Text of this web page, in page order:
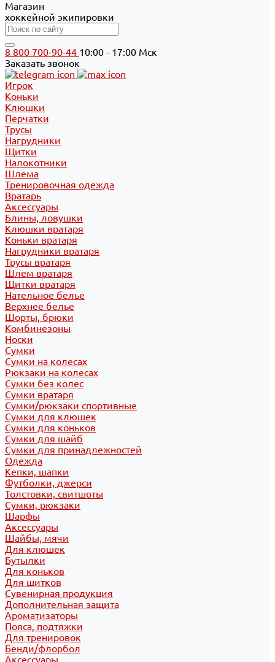
Магазин
хоккейной экипировки
8 800 700-90-44 10:00 - 17:00 Мск
Заказать звонок
Игрок
Коньки
Клюшки
Перчатки
Трусы
Нагрудники
Щитки
Налокотники
Шлема
Тренировочная одежда
Вратарь
Аксессуары
Блины, ловушки
Клюшки вратаря
Коньки вратаря
Нагрудники вратаря
Трусы вратаря
Шлем вратаря
Щитки вратаря
Нательное белье
Верхнее белье
Шорты, брюки
Комбинезоны
Носки
Сумки
Сумки на колесах
Рюкзаки на колесах
Сумки без колес
Сумки вратаря
Сумки/рюкзаки спортивные
Сумки для клюшек
Сумки для коньков
Сумки для шайб
Сумки для принадлежностей
Одежда
Кепки, шапки
Футболки, джерси
Толстовки, свитшоты
Сумки, рюкзаки
Шарфы
Аксессуары
Шайбы, мячи
Для клюшек
Бутылки
Для коньков
Для щитков
Сувенирная продукция
Дополнительная защита
Ароматизаторы
Пояса, подтяжки
Для тренировок
Бенди/флорбол
Аксессуары